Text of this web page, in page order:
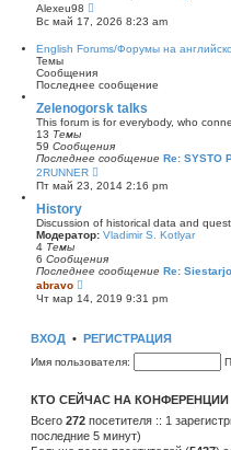
щ
и
е
д
е
у
с
о
б
е
н
и
ю
Alexeu98
е
р
й
и
к
о
с
е
д
н
е
с
о
б
щ
н
и
Вс май 17, 2026 8:23 am
English Forums/Форумы на
Темы
Сообщения
Последнее сообщение
Zelenogorsk talks
This forum is for everybody, who
13 Темы
59 Сообщения
Последнее сообщение Re: SYSTO
2RUNNER
е
р
й
т
и
п
о
л
н
м
о
б
щ
Пт май 23, 2014 2:16 pm
History
Discussion of historical data and
Модератор: Vladimir S. Kotlyar
4 Темы
6 Сообщения
Последнее сообщение Re:
abravo
е
р
т
к
с
л
е
д
Чт мар 14, 2019 9:31 pm
ВХОД • РЕГИСТРАЦИЯ
Имя пользователя:
КТО СЕЙЧАС НА КОНФЕРЕНЦИИ
Всего 272 посетителя :: 1
последние 5 минут)